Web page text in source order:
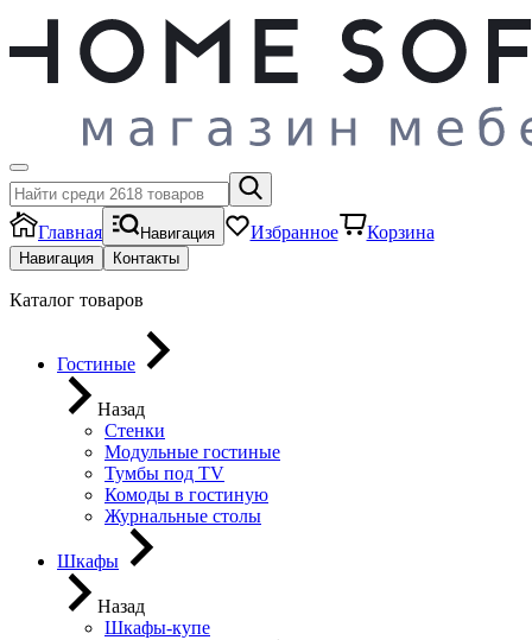
Главная Навигация Избранное Корзина
Навигация Контакты
Каталог товаров
Гостиные
Назад
Стенки
Модульные гостиные
Тумбы под ТV
Комоды в гостиную
Журнальные столы
Шкафы
Назад
Шкафы-купе